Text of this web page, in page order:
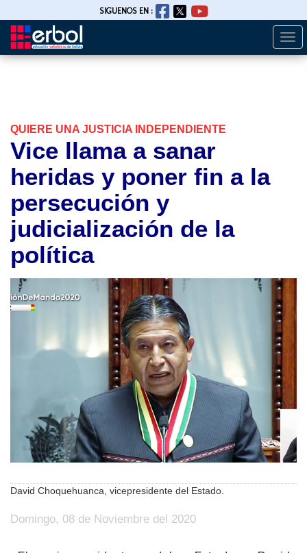
Pasar
SIGUENOS EN :
QUIERE UNA JUSTICIA INDEPENDIENTE
Vice llama a sanar
heridas y poner fin a la
persecución y
judicialización de la
política
David Choquehuanca, vicepresidente del Estado.
Domingo, 08 de Noviembre del 2020